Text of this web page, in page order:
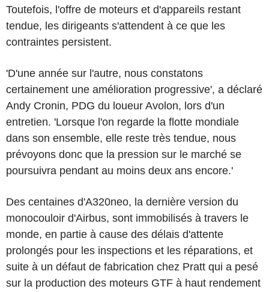
Toutefois, l'offre de moteurs et d'appareils restant
tendue, les dirigeants s'attendent à ce que les
contraintes persistent.
'D'une année sur l'autre, nous constatons
certainement une amélioration progressive', a déclaré
Andy Cronin, PDG du loueur Avolon, lors d'un
entretien. 'Lorsque l'on regarde la flotte mondiale
dans son ensemble, elle reste très tendue, nous
prévoyons donc que la pression sur le marché se
poursuivra pendant au moins deux ans encore.'
Des centaines d'A320neo, la dernière version du
monocouloir d'Airbus, sont immobilisés à travers le
monde, en partie à cause des délais d'attente
prolongés pour les inspections et les réparations, et
suite à un défaut de fabrication chez Pratt qui a pesé
sur la production des moteurs GTF à haut rendement